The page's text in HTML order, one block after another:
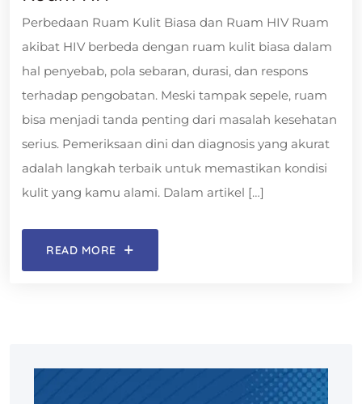
Perbedaan Ruam Kulit Biasa dan Ruam HIV Ruam
akibat HIV berbeda dengan ruam kulit biasa dalam
hal penyebab, pola sebaran, durasi, dan respons
terhadap pengobatan. Meski tampak sepele, ruam
bisa menjadi tanda penting dari masalah kesehatan
serius. Pemeriksaan dini dan diagnosis yang akurat
adalah langkah terbaik untuk memastikan kondisi
kulit yang kamu alami. Dalam artikel […]
READ MORE